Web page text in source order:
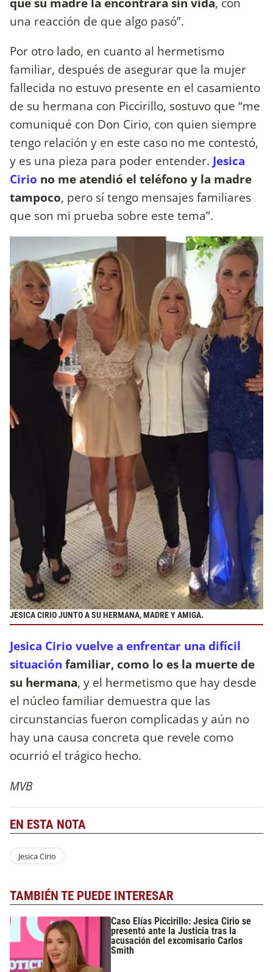
una reacción de que algo pasó”.
Por otro lado, en cuanto al hermetismo
familiar, después de asegurar que la mujer
fallecida no estuvo presente en el casamiento
de su hermana con Piccirillo, sostuvo que “me
comuniqué con Don Cirio, con quien siempre
tengo relación y en este caso no me contestó,
y es una pieza para poder entender. Jesica
Cirio no me atendió el teléfono y la madre
tampoco, pero sí tengo mensajes familiares
que son mi prueba sobre este tema”.
JESICA CIRIO JUNTO A SU HERMANA, MADRE Y AMIGA.
Jesica Cirio vuelve a enfrentar una difícil
situación familiar, como lo es la muerte de
su hermana, y el hermetismo que hay desde
el núcleo familiar demuestra que las
circunstancias fueron complicadas y aún no
hay una causa concreta que revele como
ocurrió el trágico hecho.
MVB
EN ESTA NOTA
Jesica Cirio
TAMBIÉN TE PUEDE INTERESAR
Caso Elías Piccirillo: Jesica Cirio se
presentó ante la Justicia tras la
acusación del excomisario Carlos
Smith